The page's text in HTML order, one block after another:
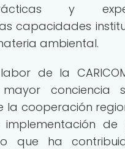
y
capacidades
ambiental.
de la
conciencia
la cooperación
de
lo que ha